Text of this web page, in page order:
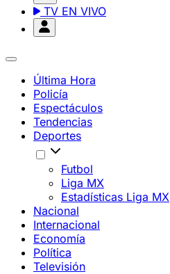
TV EN VIVO
Última Hora
Policía
Espectáculos
Tendencias
Deportes
Futbol
Liga MX
Estadísticas Liga MX
Nacional
Internacional
Economía
Política
Televisión